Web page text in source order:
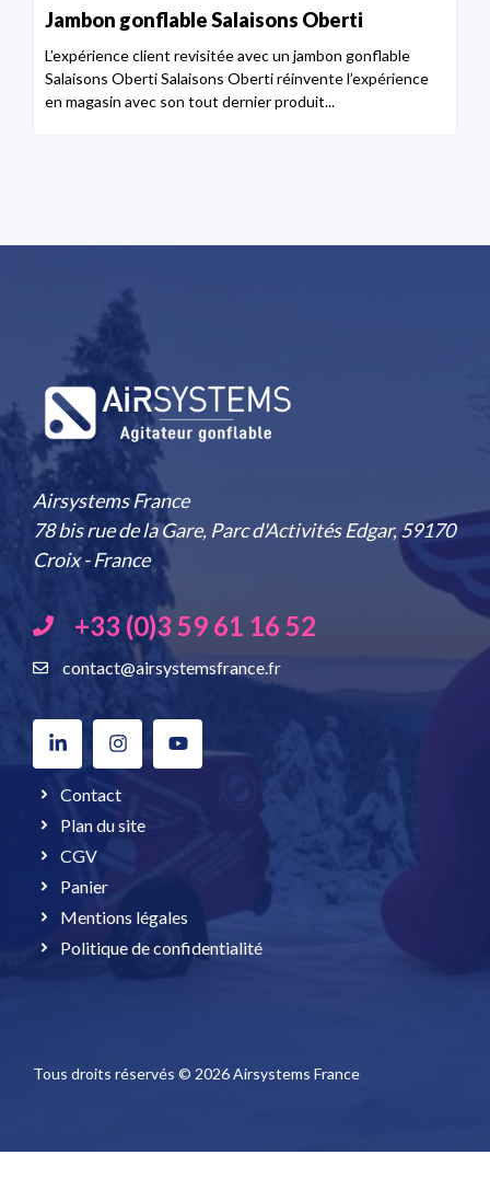
Jambon gonflable Salaisons Oberti
L’expérience client revisitée avec un jambon gonflable
Salaisons Oberti Salaisons Oberti réinvente l’expérience
en magasin avec son tout dernier produit...
Airsystems France
78 bis rue de la Gare, Parc d'Activités Edgar, 59170
Croix - France
+33 (0)3 59 61 16 52
contact@airsystemsfrance.fr
Contact
Plan du site
CGV
Panier
Mentions légales
Politique de confidentialité
Tous droits réservés © 2026 Airsystems France